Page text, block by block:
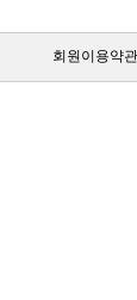
회원이용약관